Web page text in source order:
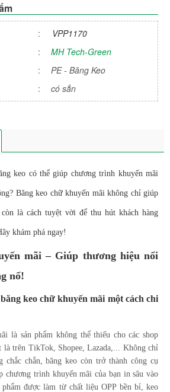
:
VPP1170
:
MH Tech-Green
:
PE - Băng Keo
:
có sẳn
keo có thể giúp chương trình khuyến mãi
Băng keo chữ khuyến mãi không chỉ giúp
là cách tuyệt vời để thu hút khách hàng
khám phá ngay!
mãi – Giúp thương hiệu nổi
nổ!
keo chữ khuyến mãi một cách chi
là sản phẩm không thể thiếu cho các shop
là trên TikTok, Shopee, Lazada,... Không chỉ
chắc chắn, băng keo còn trở thành công cụ
chương trình khuyến mãi của bạn in sâu vào
được làm từ chất liệu OPP bền bỉ, keo